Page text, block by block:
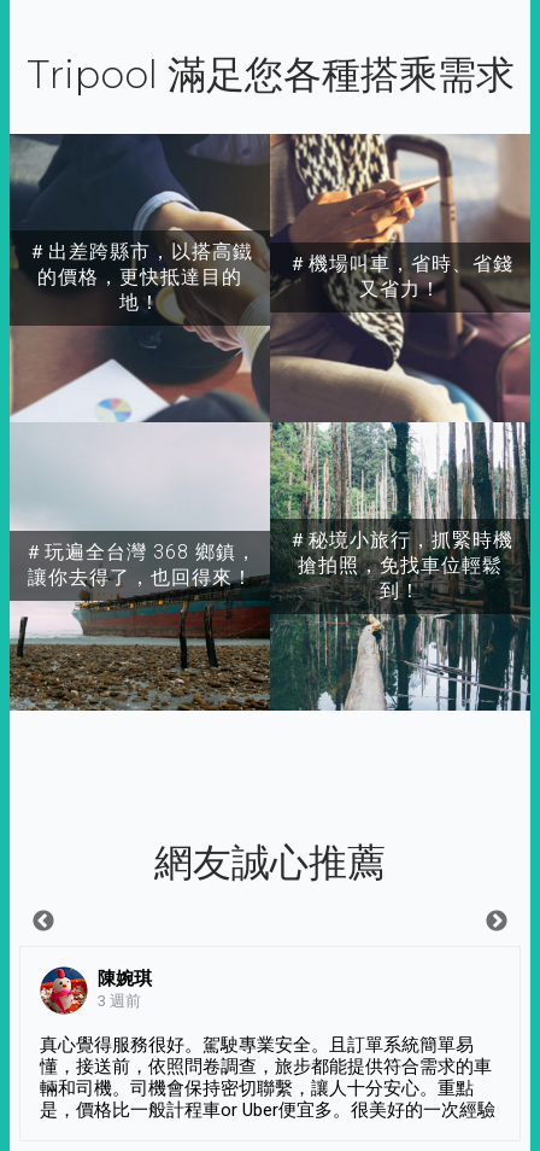
Tripool 滿足您各種搭乘需求
＃出差跨縣市，以搭高鐵
的價格，更快抵達目的
地！
＃玩遍全台灣 368 鄉鎮，
讓你去得了，也回得來！
＃秘境小旅行，抓緊時機
搶拍照，免找車位輕鬆
到！
＃機場叫車，省時、省錢
又省力！
網友誠心推薦
陳婉琪
3 週前
真心覺得服務很好。駕駛專業安全。且訂單系統簡單易
懂，接送前，依照問卷調查，旅步都能提供符合需求的車
輛和司機。司機會保持密切聯繫，讓人十分安心。重點
是，價格比一般計程車or Uber便宜多。很美好的一次經驗